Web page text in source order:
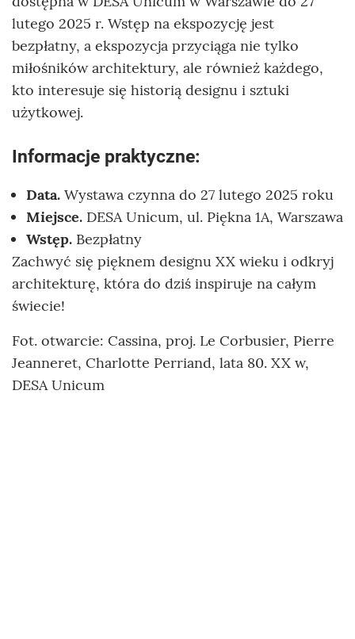
lutego 2025 r. Wstęp na ekspozycję jest
bezpłatny, a ekspozycja przyciąga nie tylko
miłośników architektury, ale również każdego,
kto interesuje się historią designu i sztuki
użytkowej.
Informacje praktyczne:
Data. Wystawa czynna do 27 lutego 2025 roku
Miejsce. DESA Unicum, ul. Piękna 1A, Warszawa
Wstęp. Bezpłatny
Zachwyć się pięknem designu XX wieku i odkryj
architekturę, która do dziś inspiruje na całym
świecie!
Fot. otwarcie: Cassina, proj. Le Corbusier, Pierre
Jeanneret, Charlotte Perriand, lata 80. XX w,
DESA Unicum